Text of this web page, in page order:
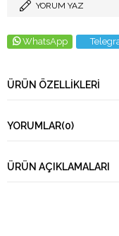
YORUM YAZ
WhatsApp
ÜRÜN ÖZELLIKLERI
YORUMLAR(0)
ÜRÜN AÇIKLAMALARI